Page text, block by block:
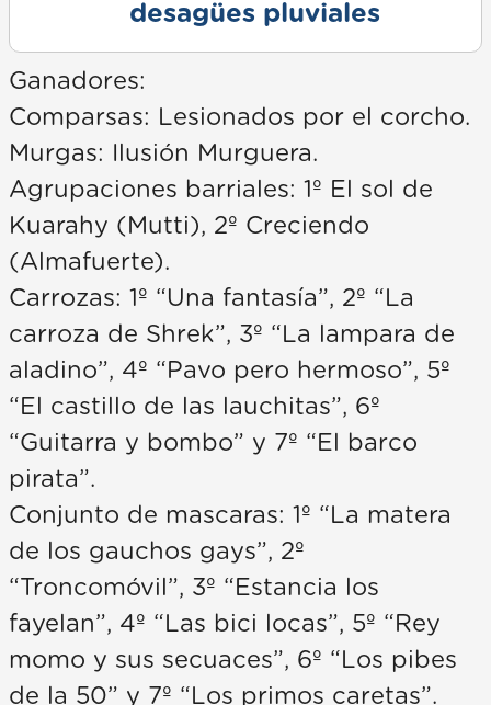
desagües pluviales
Ganadores:
Comparsas: Lesionados por el corcho.
Murgas: Ilusión Murguera.
Agrupaciones barriales: 1º El sol de
Kuarahy (Mutti), 2º Creciendo
(Almafuerte).
Carrozas: 1º “Una fantasía”, 2º “La
carroza de Shrek”, 3º “La lampara de
aladino”, 4º “Pavo pero hermoso”, 5º
“El castillo de las lauchitas”, 6º
“Guitarra y bombo” y 7º “El barco
pirata”.
Conjunto de mascaras: 1º “La matera
de los gauchos gays”, 2º
“Troncomóvil”, 3º “Estancia los
fayelan”, 4º “Las bici locas”, 5º “Rey
momo y sus secuaces”, 6º “Los pibes
de la 50” y 7º “Los primos caretas”.